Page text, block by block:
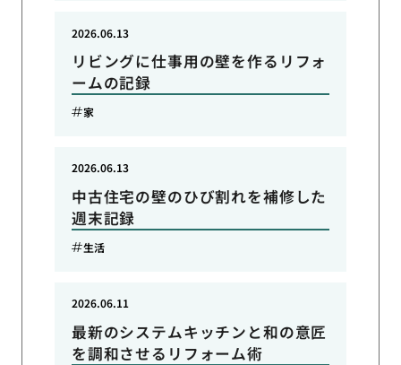
リビングに仕事用の壁を作るリフォ
ームの記録
2026.06.13
家
中古住宅の壁のひび割れを補修した
週末記録
2026.06.13
生活
最新のシステムキッチンと和の意匠
を調和させるリフォーム術
2026.06.11